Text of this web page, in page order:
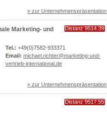
» zur Unternehmenspräsentation
Marketing- und
Distanz 9514.39
Tel.: +49(0)7582-933371
Email: michael.richter@marketing-und-
vertrieb-international.de
» zur Unternehmenspräsentation
Distanz 9517.55